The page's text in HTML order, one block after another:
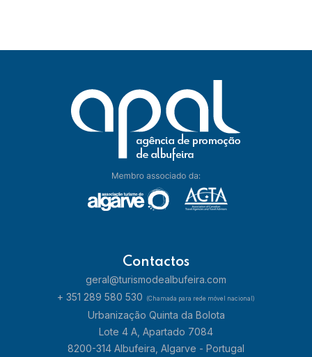
Contactos
geral@turismodealbufeira.com
+ 351 289 580 530
(Chamada para rede móvel nacional)
Urbanização Quinta da Bolota
Lote 4 A, Apartado 7084
8200-314 Albufeira, Algarve - Portugal